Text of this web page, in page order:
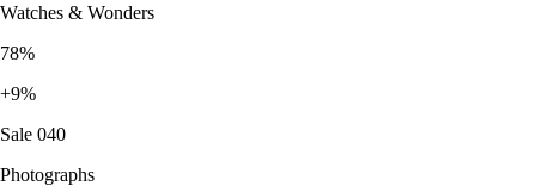
Watches & Wonders
78%
+9%
Sale 040
Photographs